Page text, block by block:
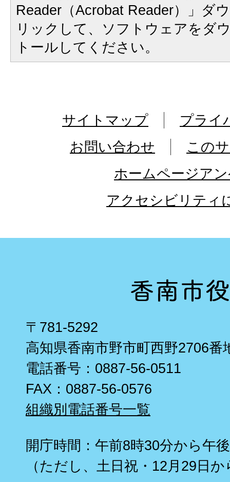
Reader（Acrobat Reader）」ダ
リックして、ソフトウェアをダ
トールしてください。
サイトマップ
プライ
お問い合わせ
この
ホームページア
アクセシビリティ
〒781-5292
高知県香南市野市町西野2706番
電話番号：0887-56-0511
FAX：0887-56-0576
組織別電話番号一覧
開庁時間：午前8時30分から午
（ただし、土日祝・12月29日